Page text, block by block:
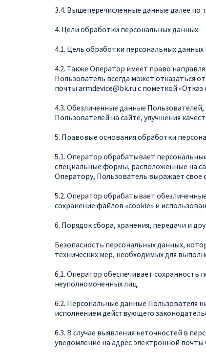
3.4. Вышеперечисленные данные далее
4. Цели обработки персональных данных
4.1. Цель обработки персональных
4.2. Также Оператор имеет право
Пользователь всегда может отказаться
почты armdevice@bk.ru с пометкой «Отказ
4.3. Обезличенные данные
Пользователей на сайте, улучшения
5. Правовые основания обработки
5.1. Оператор обрабатывает
специальные формы, расположенные на
Оператору, Пользователь выражает свое
5.2. Оператор обрабатывает
сохранение файлов «cookie» и
6. Порядок сбора, хранения, передачи и
Безопасность персональных данных,
технических мер, необходимых для
6.1. Оператор обеспечивает
неуполномоченных лиц.
6.2. Персональные данные Пользователя
исполнением действующего
6.3. В случае выявления неточностей в
уведомление на адрес электронной